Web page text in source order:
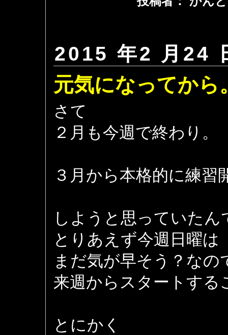
2015 年2 月24
元気になってから
さて
２月も今週で終わり。
３月から本格的に練習
しようと思っていたん
とりあえず今週日曜は
まだ気が早そう？なの
来週からスタートする
とにかく